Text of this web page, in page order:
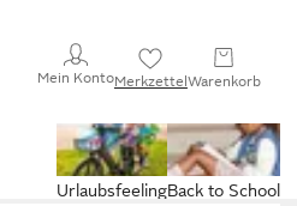
Mein KontoMerkzettelWarenkorb
Back to School
Urlaubsfeeling